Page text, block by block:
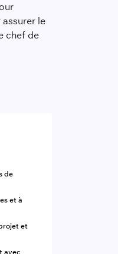
le
chef de
de
et à
et
avec